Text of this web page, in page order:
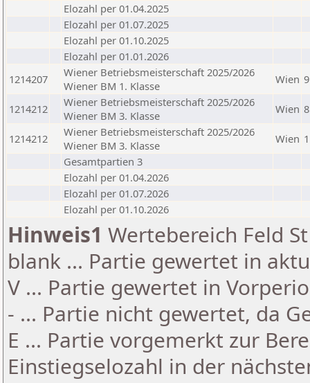
Elozahl per 01.04.2025
Elozahl per 01.07.2025
Elozahl per 01.10.2025
Elozahl per 01.01.2026
1214207
Wiener Betriebsmeisterschaft 2025/2026
Wiener BM 1. Klasse
Wien 9
1214212
Wiener Betriebsmeisterschaft 2025/2026
Wiener BM 3. Klasse
Wien 8
1214212
Wiener Betriebsmeisterschaft 2025/2026
Wiener BM 3. Klasse
Wien
Gesamtpartien 3
Elozahl per 01.04.2026
Elozahl per 01.07.2026
Elozahl per 01.10.2026
Hinweis1 Wertebereich Feld
blank ... Partie gewertet in
V ... Partie gewertet in
- ... Partie nicht gewertet, da
E ... Partie vorgemerkt zur
Einstiegselozahl in der